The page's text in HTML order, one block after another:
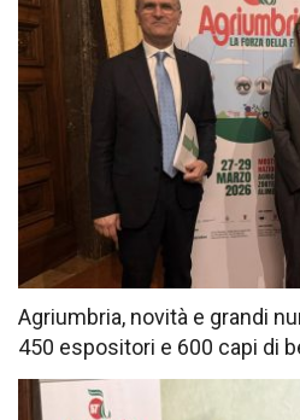
Agriumbria, novità e grandi
450 espositori e 600 capi di